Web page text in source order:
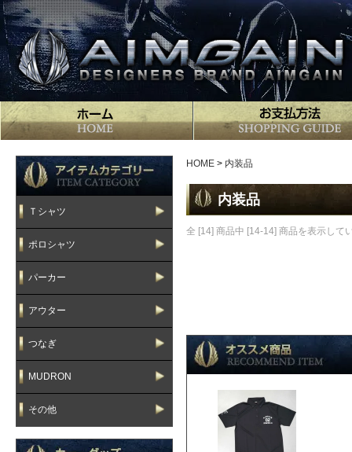
Ｔシャツ
ポロシャツ
パーカー
アウター
つなぎ
MUDRON
その他
HOME > 内装品
内装品
全 [14] 商品中 [14-14] 商品を表示して